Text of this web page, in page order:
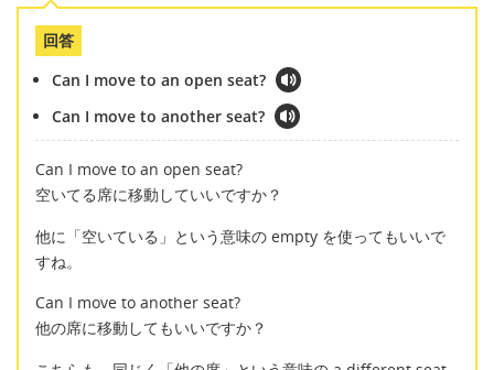
回答
Can I move to an open seat?
Can I move to another seat?
Can I move to an open seat?
空いてる席に移動していいですか？
他に「空いている」という意味の empty を使ってもいいで
すね。
Can I move to another seat?
他の席に移動してもいいですか？